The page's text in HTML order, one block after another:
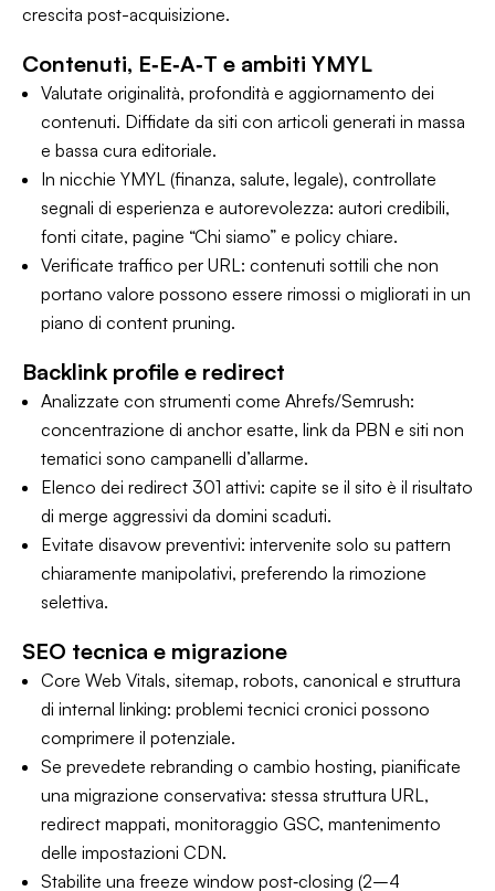
crescita post-acquisizione.
Contenuti, E‑E‑A‑T e ambiti YMYL
Valutate originalità, profondità e aggiornamento dei
contenuti. Diffidate da siti con articoli generati in massa
e bassa cura editoriale.
In nicchie YMYL (finanza, salute, legale), controllate
segnali di esperienza e autorevolezza: autori credibili,
fonti citate, pagine “Chi siamo” e policy chiare.
Verificate traffico per URL: contenuti sottili che non
portano valore possono essere rimossi o migliorati in un
piano di content pruning.
Backlink profile e redirect
Analizzate con strumenti come Ahrefs/Semrush:
concentrazione di anchor esatte, link da PBN e siti non
tematici sono campanelli d’allarme.
Elenco dei redirect 301 attivi: capite se il sito è il risultato
di merge aggressivi da domini scaduti.
Evitate disavow preventivi: intervenite solo su pattern
chiaramente manipolativi, preferendo la rimozione
selettiva.
SEO tecnica e migrazione
Core Web Vitals, sitemap, robots, canonical e struttura
di internal linking: problemi tecnici cronici possono
comprimere il potenziale.
Se prevedete rebranding o cambio hosting, pianificate
una migrazione conservativa: stessa struttura URL,
redirect mappati, monitoraggio GSC, mantenimento
delle impostazioni CDN.
Stabilite una freeze window post‑closing (2–4